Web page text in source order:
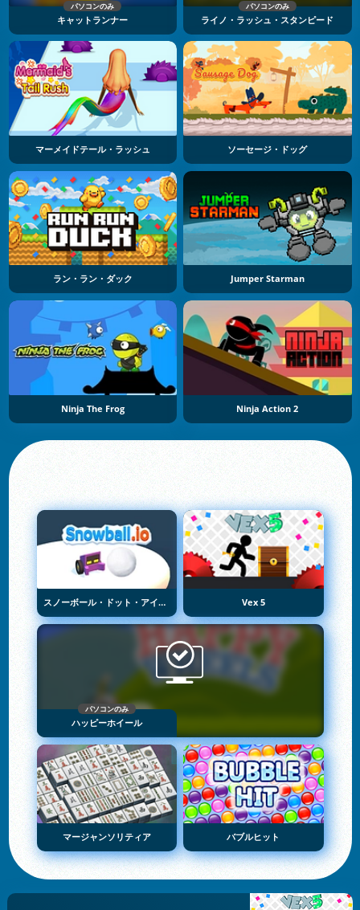
パソコンのみ
キャットランナー
パソコンのみ
ライノ・ラッシュ・スタンピード
マーメイドテール・ラッシュ ソーセージ・ドッグ
ラン・ラン・ダック Jumper Starman
Ninja The Frog Ninja Action 2
スノーボール・ドット・アイオー Vex 5
パソコンのみ
ハッピーホイール
マージャンソリティア バブルヒット